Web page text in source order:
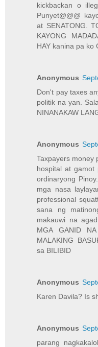
kickbackan o
Punyet@@@
at SENATONG.
KAYONG
HAY kanina pa ko
Anonymous
Don't pay taxes
politik na yan.
NINANAKAW
Anonymous
Taxpayers money
hospital at gamot
ordinaryong
mga nasa
professional
sana ng
makauwi na
MGA GANID
MALAKING
sa BILIBID
Anonymous
Karen Davila? Is
Anonymous
parang